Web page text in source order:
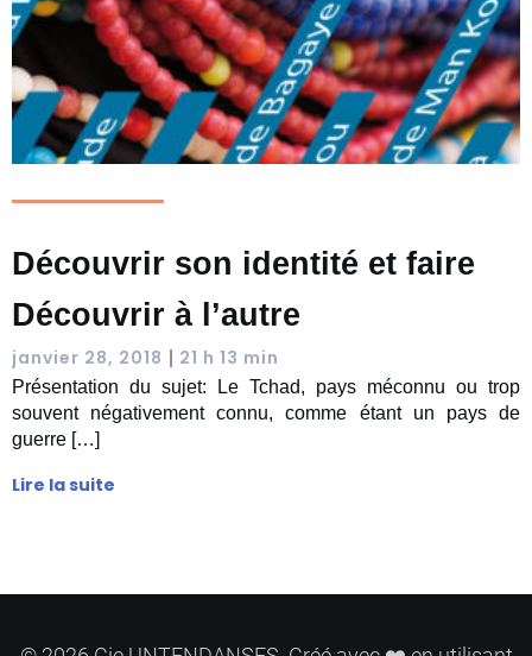
Découvrir son identité et faire
Découvrir à l’autre
janvier 28, 2018 | 21 h 13 min
Présentation du sujet: Le Tchad, pays méconnu ou trop
souvent négativement connu, comme étant un pays de
guerre […]
Lire la suite